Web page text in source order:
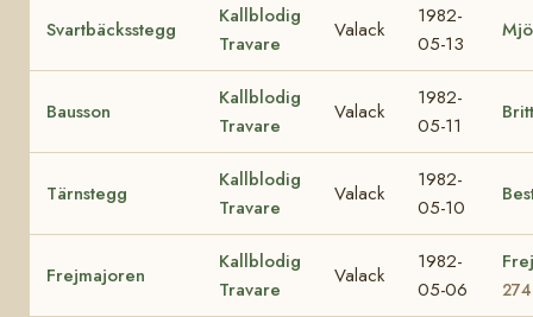
Svartbäcksstegg
Kallblodig
Travare
Valack
1982-
05-13
Bausson
Kallblodig
Travare
Valack
1982-
05-11
Tärnstegg
Kallblodig
Travare
Valack
1982-
05-10
Frejmajoren
Kallblodig
Travare
Valack
1982-
05-06
274